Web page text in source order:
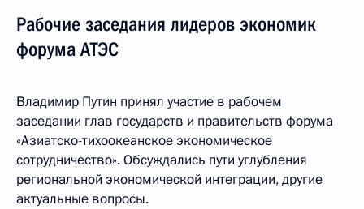
Рабочие заседания лидеров экономик
форума АТЭС
Владимир Путин принял участие в рабочем
заседании глав государств и правительств форума
«Азиатско-тихоокеанское экономическое
сотрудничество». Обсуждались пути углубления
региональной экономической интеграции, другие
актуальные вопросы.